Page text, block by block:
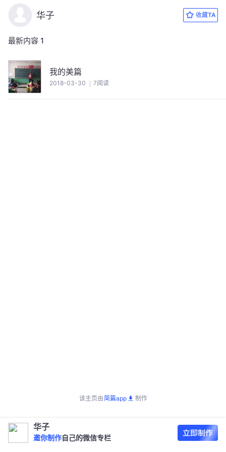
华子 收藏TA
最新内容 1
我的美篇
2018-03-30 7阅读
该主页由简篇app 制作
华子
邀你制作 自己的微信专栏